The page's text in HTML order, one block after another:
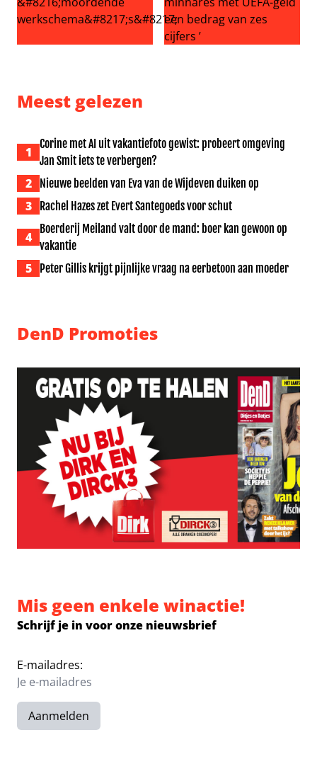
Meest gelezen
1
Corine met AI uit vakantiefoto gewist: probeert omgeving
Jan Smit iets te verbergen?
2 Nieuwe beelden van Eva van de Wijdeven duiken op
3 Rachel Hazes zet Evert Santegoeds voor schut
4
Boerderij Meiland valt door de mand: boer kan gewoon op
vakantie
5 Peter Gillis krijgt pijnlijke vraag na eerbetoon aan moeder
DenD Promoties
Mis geen enkele winactie!
Schrijf je in voor onze nieuwsbrief
E-mailadres:
Aanmelden